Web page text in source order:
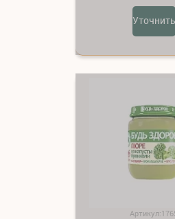
Уточнить